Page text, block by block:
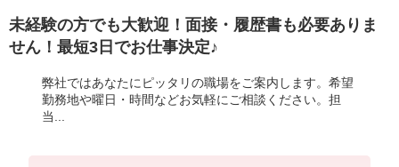
未経験の方でも大歓迎！面接・履歴書も必要ありま
せん！最短3日でお仕事決定♪
弊社ではあなたにピッタリの職場をご案内します。希望
勤務地や曜日・時間などお気軽にご相談ください。担
当...